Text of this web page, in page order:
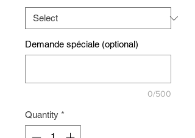
Demande spéciale (optional)
0/500
Quantity *